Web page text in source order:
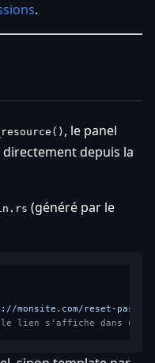
.
, le panel
depuis la
(généré par le
monsite.com/reset-
lien s'affiche dans un